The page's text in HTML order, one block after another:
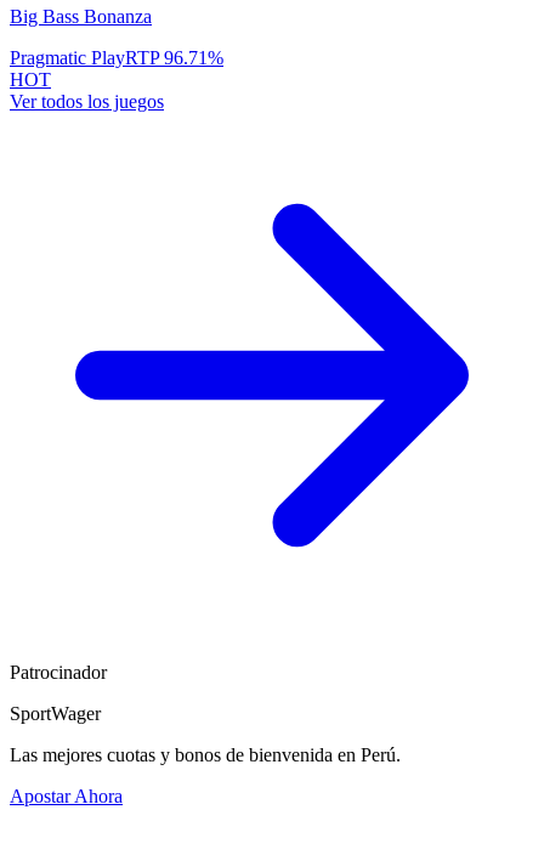
Big Bass Bonanza
Pragmatic PlayRTP96.71%
HOT
Ver todos los juegos
Patrocinador
SportWager
Las mejores cuotas y bonos de bienvenida en Perú.
Apostar Ahora